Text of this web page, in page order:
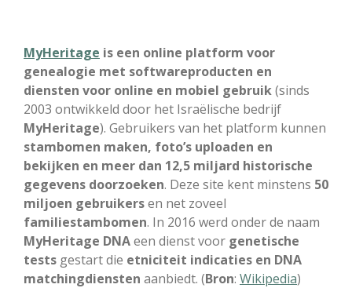
MyHeritage is een online platform voor
genealogie met softwareproducten en
diensten voor online en mobiel gebruik(sinds
2003 ontwikkeld door het Israëlische bedrijf
MyHeritage). Gebruikers van het platform kunnen
stambomen maken, foto’s uploaden en
bekijken en meer dan 12,5 miljard historische
gegevens doorzoeken. Deze site kent minstens 50
miljoen gebruikersen net zoveel
familiestambomen. In 2016 werd onder de naam
MyHeritage DNAeen dienst voor genetische
tests gestart die etniciteit indicaties en DNA
matchingdiensten aanbiedt. (Bron: Wikipedia)